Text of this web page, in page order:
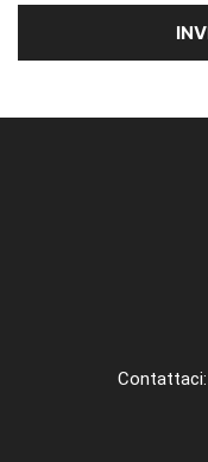
Contattaci: